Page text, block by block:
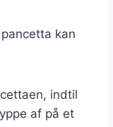
kan
indtil
af på et